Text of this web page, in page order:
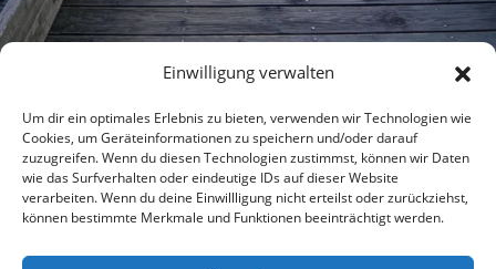
Einwilligung verwalten
Um dir ein optimales Erlebnis zu bieten, verwenden wir Technologien wie
Cookies, um Geräteinformationen zu speichern und/oder darauf
zuzugreifen. Wenn du diesen Technologien zustimmst, können wir Daten
wie das Surfverhalten oder eindeutige IDs auf dieser Website
verarbeiten. Wenn du deine Einwillligung nicht erteilst oder zurückziehst,
können bestimmte Merkmale und Funktionen beeinträchtigt werden.